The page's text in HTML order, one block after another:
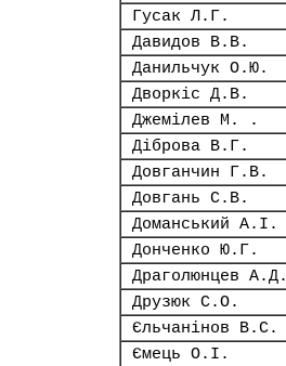
Гусак Л.Г.
Давидов В.В.
Данильчук О.Ю.
Дворкіс Д.В.
Джемілев М. .
Діброва В.Г.
Довганчин Г.В.
Довгань С.В.
Доманський А.І.
Донченко Ю.Г.
Драголюнцев А.Д.
Друзюк С.О.
Єльчанінов В.С.
Ємець О.І.